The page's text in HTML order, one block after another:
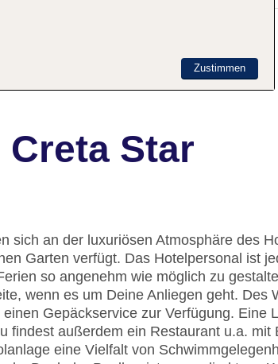
Star
sich an der luxuriösen Atmosphäre des
Garten verfügt. Das Hotelpersonal ist
so angenehm wie möglich zu
wenn es um Deine Anliegen geht. Des
Gepäckservice zur Verfügung. Eine
findest außerdem ein Restaurant u.a. mit
eine Vielfalt von
Zustimmen